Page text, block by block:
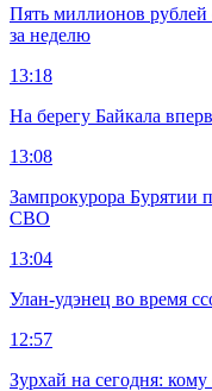
Пять миллионов
за неделю
13:18
На берегу Байкала
13:08
Зампрокурора Бурятии
СВО
13:04
Улан-удэнец во время
12:57
Зурхай на сегодня: